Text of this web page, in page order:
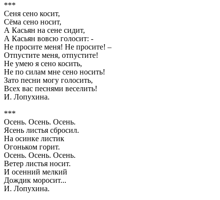
***
Сеня сено косит,
Сёма сено носит,
А Касьян на сене сидит,
А Касьян вовсю голосит: -
Не просите меня! Не просите! –
Отпустите меня, отпустите!
Не умею я сено косить,
Не по силам мне сено носить!
Зато песни могу голосить,
Всех вас песнями веселить!
И. Лопухина.
***
Осень. Осень. Осень.
Ясень листья сбросил.
На осинке листик
Огоньком горит.
Осень. Осень. Осень.
Ветер листья носит.
И осенний мелкий
Дождик моросит...
И. Лопухина.